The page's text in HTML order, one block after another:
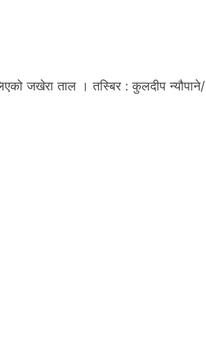
जखेरा ताल । तस्बिर : कुलदीप न्यौपाने/